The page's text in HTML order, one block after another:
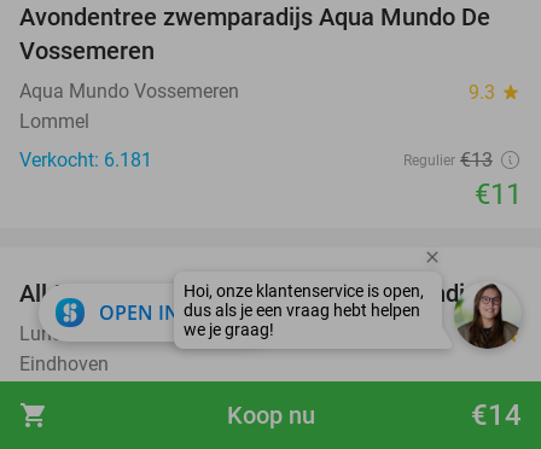
shopping_cart €14
Koop nu
15%
Avondentree zwemparadijs Aqua Mundo De
Vossemeren
Aqua Mundo Vossemeren 9.3 star
Lommel
Verkocht: 6.181
Regulier €13
€11
14%
All-You-Can-Eat & Drink (2,5 uur) bij Lundi
Lundi Eindhoven 9.3star
Eindhoven
Verkocht: 544
,95
€36
OPEN IN APP close